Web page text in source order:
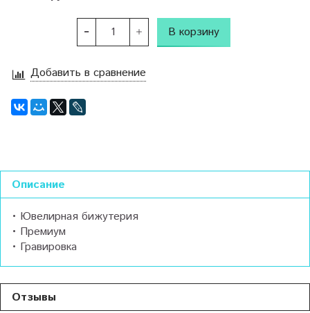
В корзину
Добавить в сравнение
Описание
• Ювелирная бижутерия
• Премиум
• Гравировка
Отзывы